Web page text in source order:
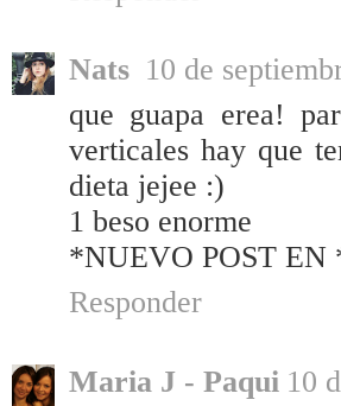
Nats 10 de
que guapa erea!
verticales hay que
dieta jejee :)
1 beso enorme
*NUEVO POST EN
Responder
Maria J - Paqui 10